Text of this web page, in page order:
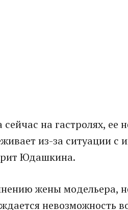
сейчас на гастролях, ее
из-за ситуации с
Юдашкина.
жены модельера,
невозможность